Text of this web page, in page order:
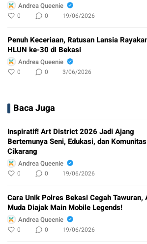
Andrea Queenie
0 0 19/06/2026
Penuh Keceriaan, Ratusan Lansia
HLUN ke-30 di Bekasi
Andrea Queenie
0 0 3/06/2026
Baca Juga
Inspiratif! Art District 2026 Jadi Ajang
Bertemunya Seni, Edukasi, dan
Cikarang
Andrea Queenie
0 0 19/06/2026
Cara Unik Polres Bekasi Cegah Tawuran,
Muda Diajak Main Mobile Legends!
Andrea Queenie
0 0 19/06/2026